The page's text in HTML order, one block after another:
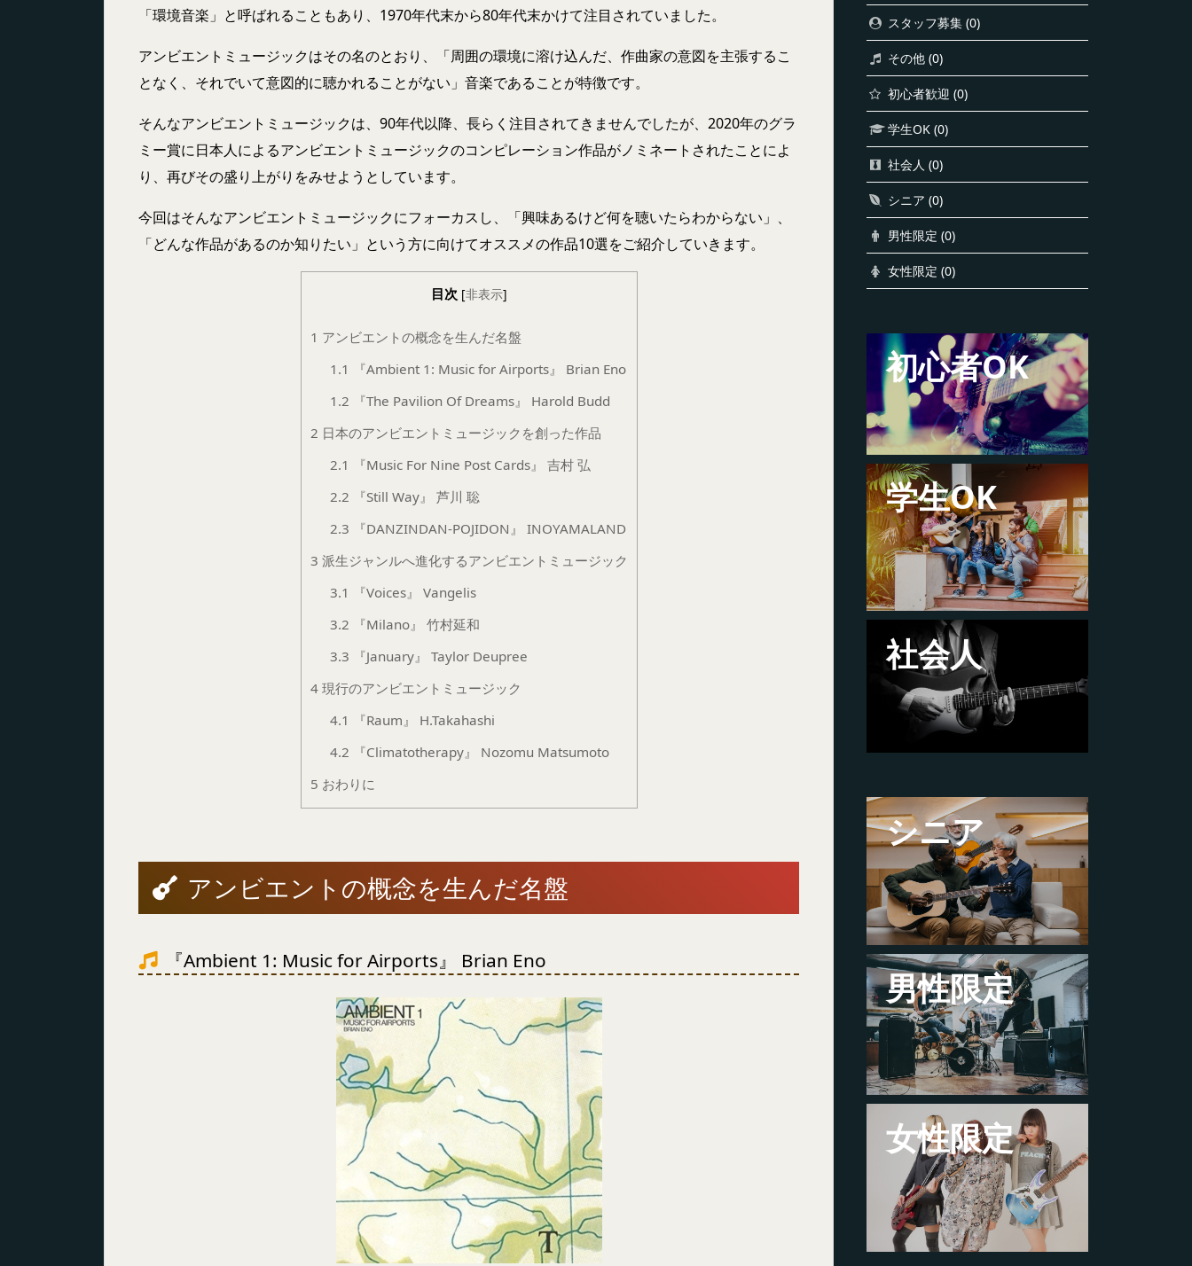
「環境音楽」と呼ばれることもあり、1970年代末から80年代末かけて注目されていました。
アンビエントミュージックはその名のとおり、「周囲の環境に溶け込んだ、作曲家の意図を主張するこ
となく、それでいて意図的に聴かれることがない」音楽であることが特徴です。
そんなアンビエントミュージックは、90年代以降、長らく注目されてきませんでしたが、2020年のグラ
ミー賞に日本人によるアンビエントミュージックのコンピレーション作品がノミネートされたことによ
り、再びその盛り上がりをみせようとしています。
今回はそんなアンビエントミュージックにフォーカスし、「興味あるけど何を聴いたらわからない」、
「どんな作品があるのか知りたい」という方に向けてオススメの作品10選をご紹介していきます。
目次 [非表示]
1 アンビエントの概念を生んだ名盤
1.1
『Ambient 1: Music for Airports』 Brian Eno
1.2 『The Pavilion Of Dreams』 Harold Budd
2 日本のアンビエントミュージックを創った作品
2.1
『Music For Nine Post Cards』 吉村 弘
2.2 『Still Way』 芦川 聡
2.3 『DANZINDAN-POJIDON』 INOYAMALAND
3 派生ジャンルへ進化するアンビエントミュージック
3.1
『Voices』 Vangelis
3.2 『Milano』 竹村延和
3.3 『January』 Taylor Deupree
4現行のアンビエントミュージック
4.1
『Raum』 H.Takahashi
4.2 『Climatotherapy』 Nozomu Matsumoto
5 おわりに
アンビエントの概念を生んだ名盤
『Ambient 1: Music for Airports』 Brian Eno
スタッフ募集(0)
その他(0)
初心者歓迎 (0)
学生OK(0)
社会人 (0)
シニア (0)
男性限定 (0)
女性限定 (0)
初心者OK
学生OK
社会人
シニア
男性限定
女性限定